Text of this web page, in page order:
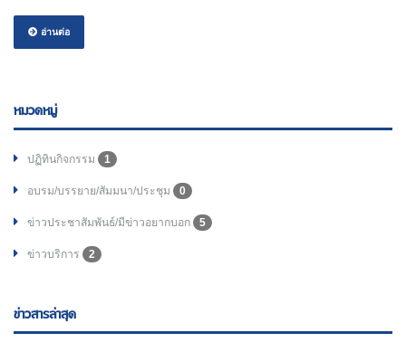
อ่านต่อ
หมวดหมู่
ปฏิทินกิจกรรม 1
อบรม/บรรยาย/สัมมนา/ประชุม 0
ข่าวประชาสัมพันธ์/มีข่าวอยากบอก 5
ข่าวบริการ 2
ข่าวสารล่าสุด